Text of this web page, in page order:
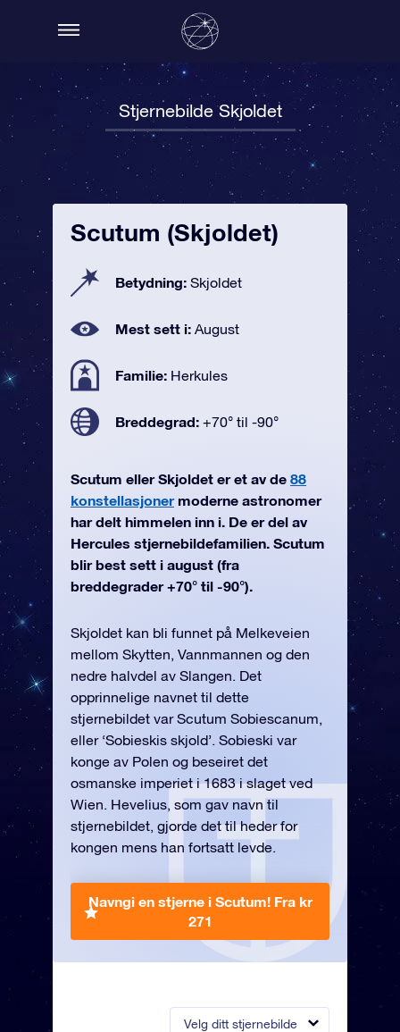
Stjernebilde Skjoldet
Velg ditt stjernebilde
Scutum (Skjoldet)
Betydning: Skjoldet
Mest sett i: August
Familie: Herkules
Breddegrad: +70° til -90°
Scutum eller Skjoldet er et av de 88
konstellasjonermoderne astronomer
har delt himmelen inn i. De er del av
Hercules stjernebildefamilien. Scutum
blir best sett i august (fra
breddegrader +70° til -90°).
Skjoldet kan bli funnet på Melkeveien
mellom Skytten, Vannmannen og den
nedre halvdel av Slangen. Det
opprinnelige navnet til dette
stjernebildet var Scutum Sobiescanum,
eller ‘Sobieskis skjold’. Sobieski var
konge av Polen og beseiret det
osmanske imperiet i 1683 i slaget ved
Wien. Hevelius, som gav navn til
stjernebildet, gjorde det til heder for
kongen mens han fortsatt levde.
Navngi en stjerne i Scutum! Fra kr
271